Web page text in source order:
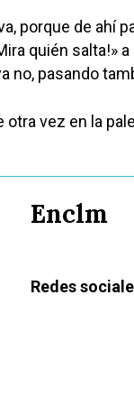
porque de ahí
quién salta!»
no, pasando
otra vez en la
Enclm
Redes